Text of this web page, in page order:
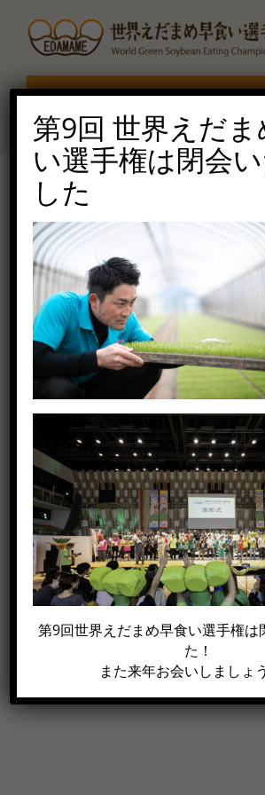
content
選手権TOP
選手権について
えだまめmarche
ルール説明
ご協賛受付
お問い合せ
髟ｷ驛ｨ霎ｲ蝨偵そ繝ｬ繧ｯ
450A9398
2021年4月7日（水）
この記事がイイね！と
シェアして下さ
Facebook
X
子
メ
ー
第9回 世界えだ
い選手権は閉会
した
第9回世界えだまめ早食い選手権は
た！
また来年お会いしましょ